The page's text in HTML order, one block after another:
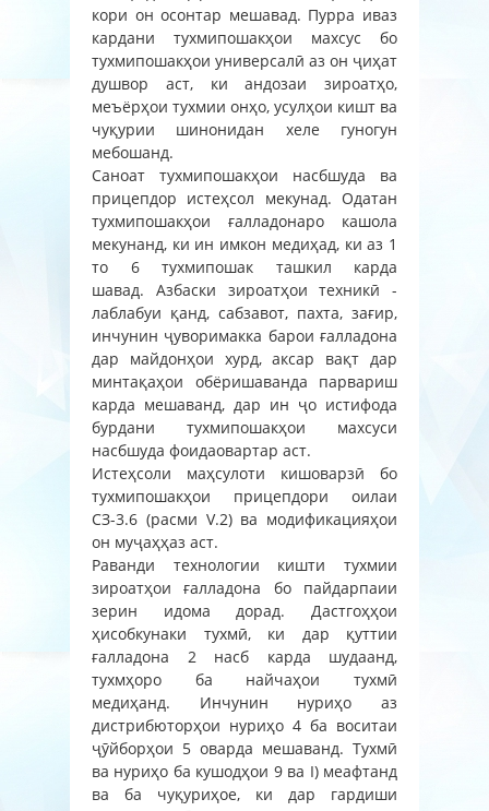
кори он осонтар мешавад. Пурра иваз
кардани тухмипошакҳои махсус бо
тухмипошакҳои универсалӣ аз он ҷиҳат
душвор аст, ки андозаи зироатҳо,
меъёрҳои тухмии онҳо, усулҳои кишт ва
чуқурии шинонидан хеле гуногун
мебошанд.
Саноат тухмипошакҳои насбшуда ва
прицепдор истеҳсол мекунад. Одатан
тухмипошакҳои ғалладонаро кашола
мекунанд, ки ин имкон медиҳад, ки аз 1
то 6 тухмипошак ташкил карда
шавад. Азбаски зироатҳои техникӣ -
лаблабуи қанд, сабзавот, пахта, зағир,
инчунин ҷуворимакка барои ғалладона
дар майдонҳои хурд, аксар вақт дар
минтақаҳои обёришаванда парвариш
карда мешаванд, дар ин ҷо истифода
бурдани тухмипошакҳои махсуси
насбшуда фоидаовартар аст.
Истеҳсоли маҳсулоти кишоварзӣ бо
тухмипошакҳои прицепдори оилаи
СЗ-3.6 (расми V.2) ва модификацияҳои
он муҷаҳҳаз аст.
Раванди технологии кишти тухмии
зироатҳои ғалладона бо пайдарпаии
зерин идома дорад. Дастгоҳҳои
ҳисобкунаки тухмӣ, ки дар қуттии
ғалладона 2 насб карда шудаанд,
тухмҳоро ба найчаҳои тухмӣ
медиҳанд. Инчунин нуриҳо аз
дистрибюторҳои нуриҳо 4 ба воситаи
ҷӯйборҳои 5 оварда мешаванд. Тухмӣ
ва нуриҳо ба кушодҳои 9 ва I) меафтанд
ва ба чуқуриҳое, ки дар гардиши